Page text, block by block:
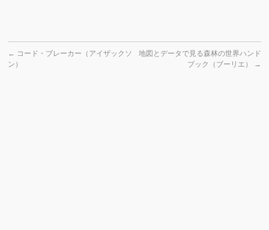
← コード・ブレーカー（アイザックソ
ン）
地図とデータで見る森林の世界ハンド
ブック（ブーリエ）
→